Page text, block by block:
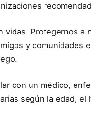
vidas. Protegernos
y comunidades
con un médico,
según la edad,